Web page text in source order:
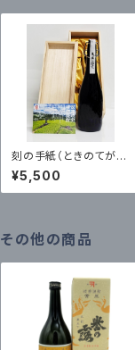
刻の手紙（ときのてが
み）720ml 28度 ※
数量限定品
¥5,500
その他の商品